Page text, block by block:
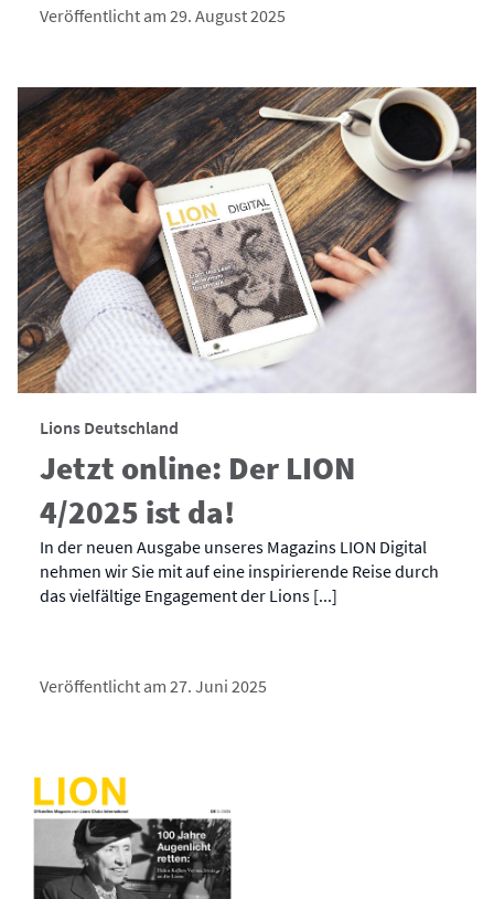
Veröffentlicht am 29. August 2025
Lions Deutschland
Jetzt online: Der LION
4/2025 ist da!
In der neuen Ausgabe unseres Magazins LION Digital
nehmen wir Sie mit auf eine inspirierende Reise durch
das vielfältige Engagement der Lions [...]
Veröffentlicht am 27. Juni 2025